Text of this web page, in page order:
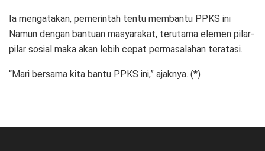
Ia mengatakan, pemerintah tentu membantu PPKS ini
Namun dengan bantuan masyarakat, terutama elemen pilar-
pilar sosial maka akan lebih cepat permasalahan teratasi.
“Mari bersama kita bantu PPKS ini,” ajaknya. (*)